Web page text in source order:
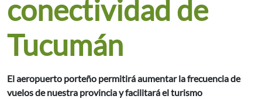
conectividad de
Tucumán
El aeropuerto porteño permitirá aumentar la frecuencia de
vuelos de nuestra provincia y facilitará el turismo